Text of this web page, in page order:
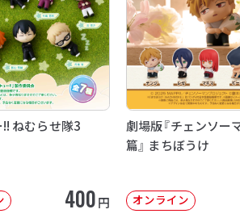
ねむらせ隊3
400円
劇場版『チェンソー
篇』 まちぼうけ
オンライン